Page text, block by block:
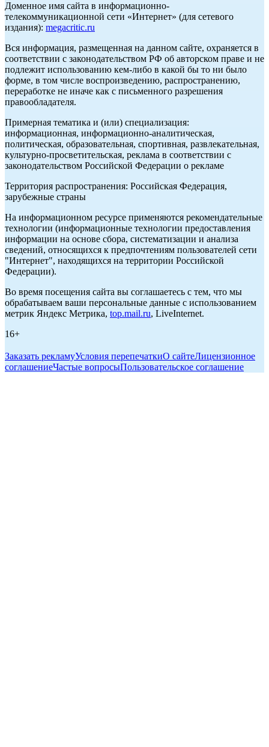
Доменное имя сайта в информационно-
телекоммуникационной сети «Интернет» (для сетевого
издания): megacritic.ru
Вся информация, размещенная на данном сайте, охраняется в
соответствии с законодательством РФ об авторском праве и не
подлежит использованию кем-либо в какой бы то ни было
форме, в том числе воспроизведению, распространению,
переработке не иначе как с письменного разрешения
правообладателя.
Примерная тематика и (или) специализация:
информационная, информационно-аналитическая,
политическая, образовательная, спортивная, развлекательная,
культурно-просветительская, реклама в соответствии с
законодательством Российской Федерации о рекламе
Территория распространения: Российская Федерация,
зарубежные страны
На информационном ресурсе применяются рекомендательные
технологии (информационные технологии предоставления
информации на основе сбора, систематизации и анализа
сведений, относящихся к предпочтениям пользователей сети
"Интернет", находящихся на территории Российской
Федерации).
Во время посещения сайта вы соглашаетесь с тем, что мы
обрабатываем ваши персональные данные с использованием
метрик Яндекс Метрика, top.mail.ru, LiveInternet.
16+
Заказать рекламуУсловия перепечаткиО сайтеЛицензионное
соглашениеЧастые вопросыПользовательское соглашение